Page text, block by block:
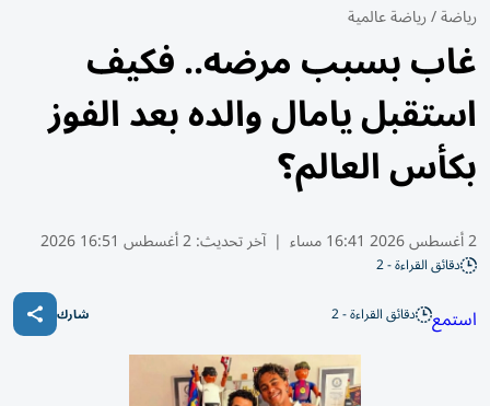
رياضة/رياضة عالمية
غاب بسبب مرضه.. فكيف
استقبل يامال والده بعد الفوز
بكأس العالم؟
2 أغسطس 2026 16:41 مساء | آخر تحديث:2 أغسطس 16:51 2026
دقائق القراءة - 2
استمع دقائق القراءة - 2 شارك